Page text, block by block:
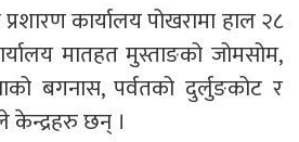
कार्यालय पोखरामा हाल २८
मातहत मुस्ताङको जोमसोम,
बगनास, पर्वतको दुर्लुङकोट र
केन्द्रहरु छन् ।